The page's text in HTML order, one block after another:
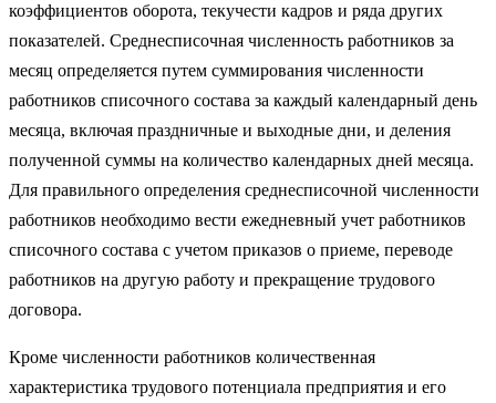
коэффициентов оборота, текучести кадров и ряда других
показателей. Среднесписочная численность работников за
месяц определяется путем суммирования численности
работников списочного состава за каждый календарный день
месяца, включая праздничные и выходные дни, и деления
полученной суммы на количество календарных дней месяца.
Для правильного определения среднесписочной численности
работников необходимо вести ежедневный учет работников
списочного состава с учетом приказов о приеме, переводе
работников на другую работу и прекращение трудового
договора.
Кроме численности работников количественная
характеристика трудового потенциала предприятия и его